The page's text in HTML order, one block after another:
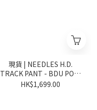
現貨 | NEEDLES H.D.
TRACK PANT - BDU POLY
SMOOTH 別注
HK$1,699.00